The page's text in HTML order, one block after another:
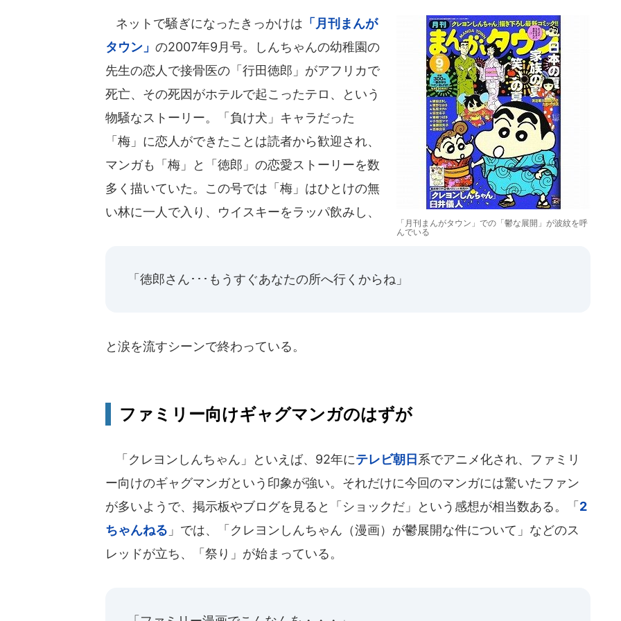
「月刊まんがタウン」での「鬱な展開」が波紋を呼
んでいる
ネットで騒ぎになったきっかけは 「月刊まんが
タウン」 の2007年9月号。しんちゃんの幼稚園の
先生の恋人で接骨医の「行田徳郎」がアフリカで
死亡、その死因がホテルで起こったテロ、という
物騒なストーリー。「負け犬」キャラだった
「梅」に恋人ができたことは読者から歓迎され、
マンガも「梅」と「徳郎」の恋愛ストーリーを数
多く描いていた。この号では「梅」はひとけの無
い林に一人で入り、ウイスキーをラッパ飲みし、
「徳郎さん･･･もうすぐあなたの所へ行くからね」
と涙を流すシーンで終わっている。
ファミリー向けギャグマンガのはずが
「クレヨンしんちゃん」といえば、92年にテレビ朝日 系でアニメ化され、ファミリ
ー向けのギャグマンガという印象が強い。それだけに今回のマンガには驚いたファン
が多いようで、掲示板やブログを見ると「ショックだ」という感想が相当数ある。「 2
ちゃんねる 」では、「クレヨンしんちゃん（漫画）が鬱展開な件について」などのス
レッドが立ち、「祭り」が始まっている。